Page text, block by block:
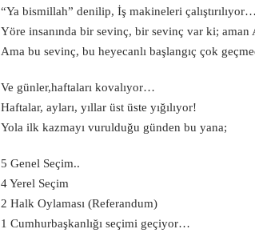
“Ya bismillah” denilip, İş makineleri çalıştırılıyor…
Yöre insanında bir sevinç, bir sevinç var ki; aman
Ama bu sevinç, bu heyecanlı başlangıç çok
Ve günler,haftaları kovalıyor…
Haftalar, ayları, yıllar üst üste yığılıyor!
Yola ilk kazmayı vurulduğu günden bu yana;
5 Genel Seçim..
4 Yerel Seçim
2 Halk Oylaması (Referandum)
1 Cumhurbaşkanlığı seçimi geçiyor…